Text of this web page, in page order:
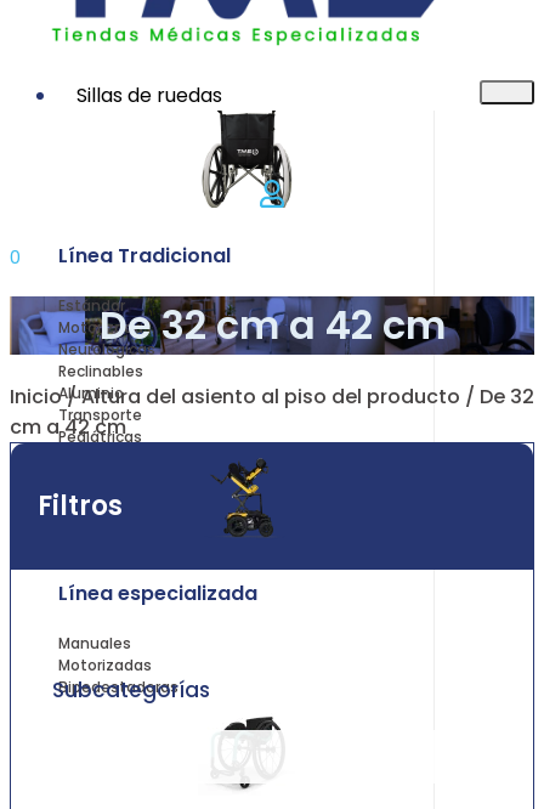
Sillas de ruedas
Línea Tradicional
Estándar
Motorizadas
Neurológicas
Reclinables
Aluminio
Transporte
Pediátricas
Línea especializada
Manuales
Motorizadas
Bipedestadoras
0
De 32 cm a 42 cm
Inicio/ Altura del asiento al piso del producto / De 32
cm a 42 cm
Filtros
Subcategorías